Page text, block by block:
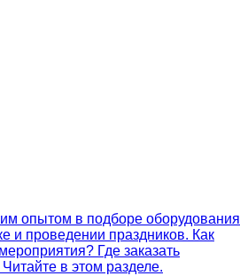
опытом в подборе оборудования
и проведении праздников. Как
Где заказать
в этом разделе.